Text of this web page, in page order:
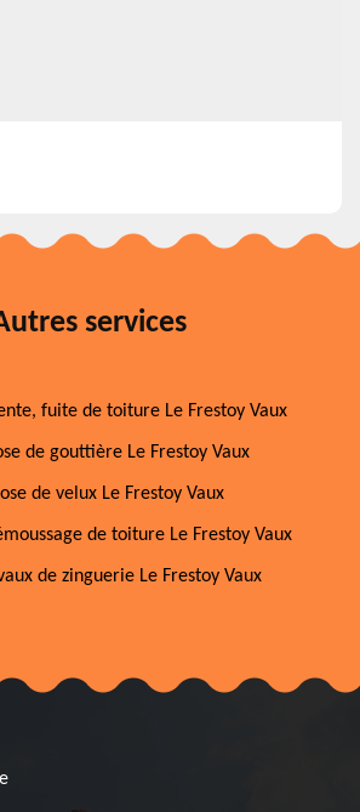
services
fuite de toiture Le Frestoy Vaux
de gouttière Le Frestoy Vaux
de velux Le Frestoy Vaux
de toiture Le Frestoy Vaux
de zinguerie Le Frestoy Vaux